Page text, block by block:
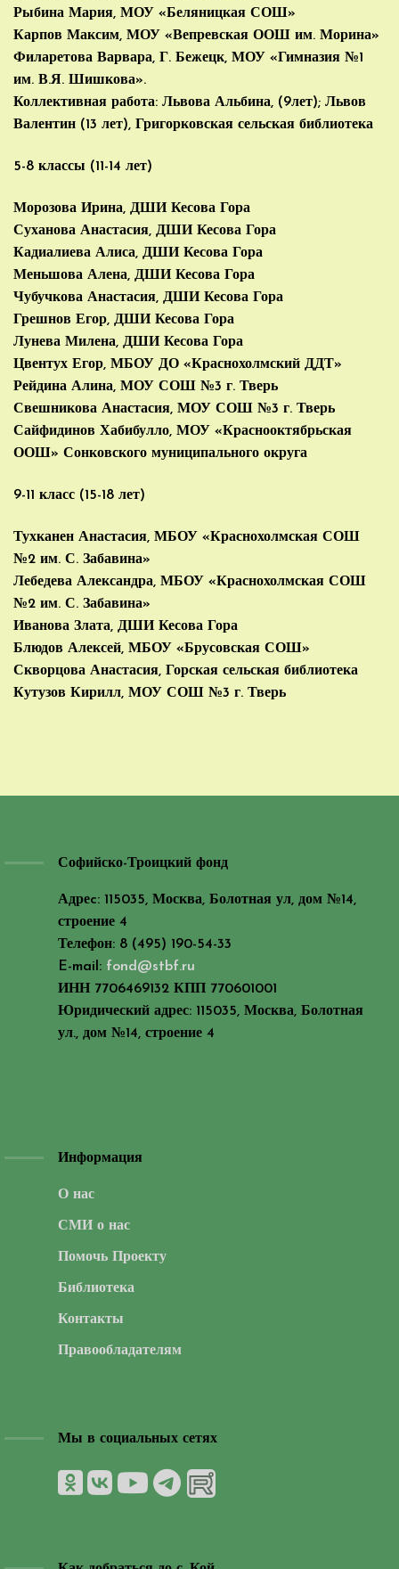
Рыбина Мария, МОУ «Беляницкая СОШ»
Карпов Максим, МОУ «Вепревская ООШ им. Морина»
Филаретова Варвара, Г. Бежецк, МОУ «Гимназия №1
им. В.Я. Шишкова».
Коллективная работа: Львова Альбина, (9лет); Львов
Валентин (13 лет), Григорковская сельская библиотека
5-8 классы (11-14 лет)
Морозова Ирина, ДШИ Кесова Гора
Суханова Анастасия, ДШИ Кесова Гора
Кадиалиева Алиса, ДШИ Кесова Гора
Меньшова Алена, ДШИ Кесова Гора
Чубучкова Анастасия, ДШИ Кесова Гора
Грешнов Егор, ДШИ Кесова Гора
Лунева Милена, ДШИ Кесова Гора
Цвентух Егор, МБОУ ДО «Краснохолмский ДДТ»
Рейдина Алина, МОУ СОШ №3 г. Тверь
Свешникова Анастасия, МОУ СОШ №3 г. Тверь
Сайфидинов Хабибулло, МОУ «Краснооктябрьская
ООШ» Сонковского муниципального округа
9-11 класс (15-18 лет)
Тухканен Анастасия, МБОУ «Краснохолмская СОШ
№2 им. С. Забавина»
Лебедева Александра, МБОУ «Краснохолмская СОШ
№2 им. С. Забавина»
Иванова Злата, ДШИ Кесова Гора
Блюдов Алексей, МБОУ «Брусовская СОШ»
Скворцова Анастасия, Горская сельская библиотека
Кутузов Кирилл, МОУ СОШ №3 г. Тверь
Софийско-Троицкий фонд
Адреc: 115035, Москва, Болотная ул, дом №14,
строение 4
Телефон: 8 (495) 190-54-33
E-mail: fond@stbf.ru
ИНН 7706469132 КПП 770601001
Юридический адрес: 115035, Москва, Болотная
ул., дом №14, строение 4
Информация
О нас
СМИ о нас
Помочь Проекту
Библиотека
Контакты
Правообладателям
Мы в социальных сетях